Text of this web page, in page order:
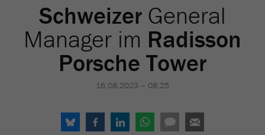
Schweizer General
Manager im Radisson
Porsche Tower
16.08.2023 – 08:25